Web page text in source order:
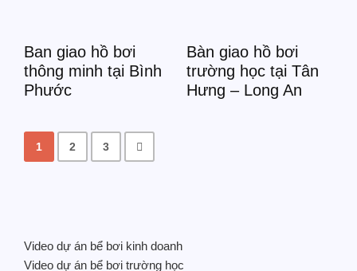
Ban giao hồ bơi
thông minh tại Bình
Phước
Bàn giao hồ bơi
trường học tại Tân
Hưng – Long An
1 2 3
Video dự án bể bơi kinh doanh
Video dự án bể bơi trường học